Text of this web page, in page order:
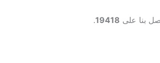
بنا على 19418
.